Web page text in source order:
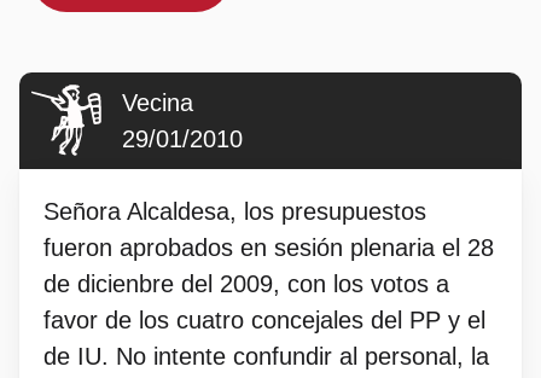
Vecina
29/01/2010
Señora Alcaldesa, los presupuestos
fueron aprobados en sesión plenaria el 28
de dicienbre del 2009, con los votos a
favor de los cuatro concejales del PP y el
de IU. No intente confundir al personal, la